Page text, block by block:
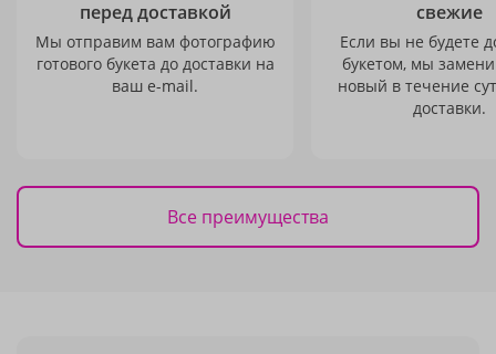
перед доставкой
Мы отправим вам фотографию
готового букета до доставки на
ваш e-mail.
свежие
Если вы не будете
букетом, мы
новый в течение
доставки.
Все преимущества